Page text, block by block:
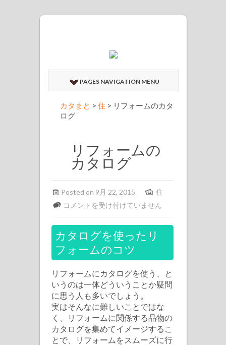
PAGES NAVIGATION MENU
カタまと > 住 > リフォームのカタ
ログ
リフォームの
カタログ
Posted on 9月 22, 2015
住
リ
ー
ム
の
カ
タ
ロ
は
コメントを受け付けていません
カタログを使ったリ
フォームのコツ
リフォームにカタログを使う、と
いうのは一体どういうことか疑問
に思う人も多いでしょう。
実はそんなに難しいことではな
く、リフォームに関係する品物の
カタログを集めてイメージするこ
とで、リフォームをスムーズに行